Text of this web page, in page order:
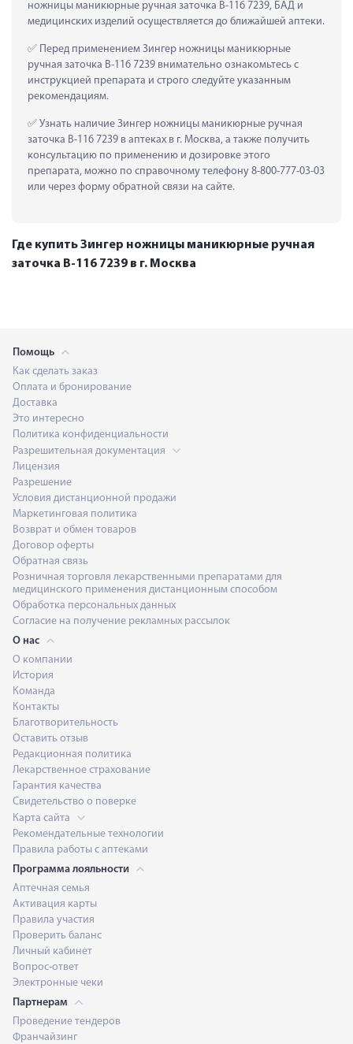
ножницы маникюрные ручная заточка B-116 7239, БАД и
медицинских изделий осуществляется до ближайшей аптеки.
Перед применением Зингер ножницы маникюрные
ручная заточка B-116 7239 внимательно ознакомьтесь с
инструкцией препарата и строго следуйте указанным
рекомендациям.
Узнать наличие Зингер ножницы маникюрные ручная
заточка B-116 7239 в аптеках в г. Москва, а также получить
консультацию по применению и дозировке этого
препарата, можно по справочному телефону 8-800-777-03-03
или через форму обратной связи на сайте.
Где купить Зингер ножницы маникюрные ручная
заточка B-116 7239 в г. Москва
Помощь
Как сделать заказ
Оплата и бронирование
Доставка
Это интересно
Политика конфиденциальности
Разрешительная документация
Лицензия
Разрешение
Условия дистанционной продажи
Маркетинговая политика
Возврат и обмен товаров
Договор оферты
Обратная связь
Розничная торговля лекарственными препаратами для
медицинского применения дистанционным способом
Обработка персональных данных
Согласие на получение рекламных рассылок
О нас
О компании
История
Команда
Контакты
Благотворительность
Оставить отзыв
Редакционная политика
Лекарственное страхование
Гарантия качества
Свидетельство о поверке
Карта сайта
Рекомендательные технологии
Правила работы с аптеками
Программа лояльности
Аптечная семья
Активация карты
Правила участия
Проверить баланс
Личный кабинет
Вопрос-ответ
Электронные чеки
Партнерам
Проведение тендеров
Франчайзинг